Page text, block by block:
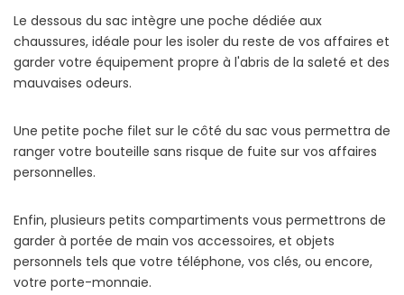
Le dessous du sac intègre une poche dédiée aux
chaussures, idéale pour les isoler du reste de vos affaires et
garder votre équipement propre à l'abris de la saleté et des
mauvaises odeurs.
Une petite poche filet sur le côté du sac vous permettra de
ranger votre bouteille sans risque de fuite sur vos affaires
personnelles.
Enfin, plusieurs petits compartiments vous permettrons de
garder à portée de main vos accessoires, et objets
personnels tels que votre téléphone, vos clés, ou encore,
votre porte-monnaie.